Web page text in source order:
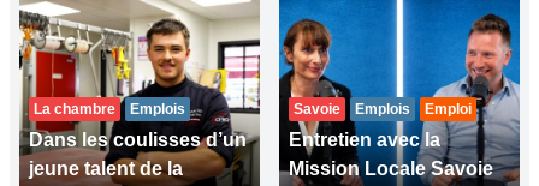
La chambre Emplois
Dans les coulisses d’un
jeune talent de la
Savoie Emplois Emploi
Entretien avec la
Mission Locale Savoie